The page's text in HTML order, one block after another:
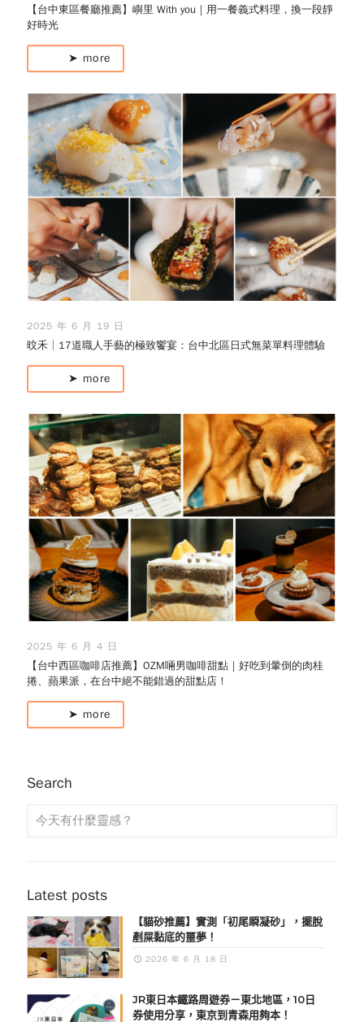
【台中東區餐廳推薦】嶼里 With you｜用一餐義式料理，換一段靜
好時光
➤ more
2025 年 6 月 19 日
旼禾│17道職人手藝的極致饗宴：台中北區日式無菜單料理體驗
➤ more
2025 年 6 月 4 日
【台中西區咖啡店推薦】OZM啢男咖啡甜點｜好吃到暈倒的肉桂
捲、蘋果派，在台中絕不能錯過的甜點店！
➤ more
Search
Latest posts
【貓砂推薦】實測「初尾瞬凝砂」，擺脫
剷屎黏底的噩夢！
2026 年 6 月 18 日
JR東日本鐵路周遊券－東北地區，10日
券使用分享，東京到青森用夠本！